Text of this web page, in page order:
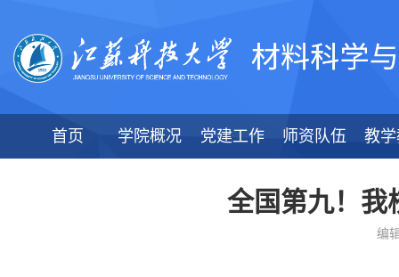
首页 学院概况 党建工作 师资队伍 教
全国第九！我
编